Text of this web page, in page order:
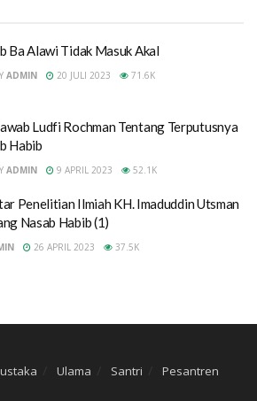
Ba Alawi Tidak Masuk Akal
ADMIN 20 JULI 2023 71.6K
Ludfi Rochman Tentang Terputusnya
Habib
ADMIN 9 APRIL 2023 52.1K
Penelitian Ilmiah KH. Imaduddin Utsman
Nasab Habib (1)
26 APRIL 2023 37.5K
Ulama Santri Pesantren